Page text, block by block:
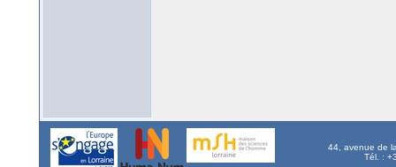
44, avenue de
Tél. :